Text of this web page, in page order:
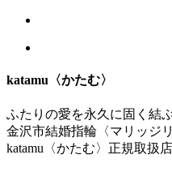
katamu〈かたむ〉
ふたりの愛を永久に固く結
金沢市結婚指輪〈マリッジリ
katamu〈かたむ〉正規取扱店